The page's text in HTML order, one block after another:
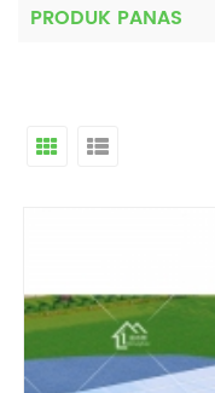
PRODUK PANAS